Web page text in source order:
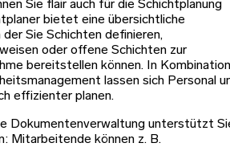
Sie flair auch für die Schichtplanung
bietet eine übersichtliche
der Sie Schichten definieren,
oder offene Schichten zur
bereitstellen können. In Kombination
lassen sich Personal
effizienter planen.
Dokumentenverwaltung unterstützt
Mitarbeitende können z. B.